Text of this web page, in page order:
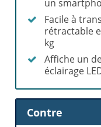
un
Facile à
rétractable
kg
Affiche un
éclairage
Contre